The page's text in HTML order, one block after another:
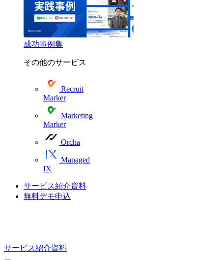
成功事例集
その他のサービス
Recruit
Marker
Marketing
Marker
Orcha
Managed
IX
サービス紹介資料
無料デモ申込
サービス紹介資料